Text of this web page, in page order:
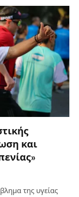
και
της υγείας